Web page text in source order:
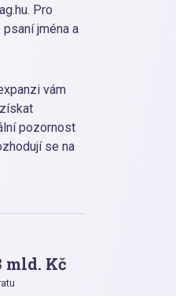
Pro
jména a
vám
pozornost
se na
mld. Kč